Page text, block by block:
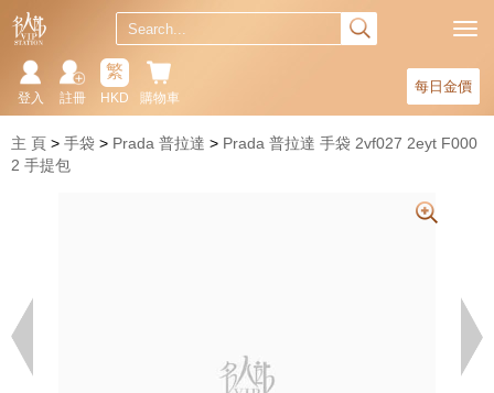
每日金價
購物車
繁
HKD
註冊
登入
主 頁 手袋 Prada 普拉達
Prada 普拉達 手袋 2vf027 2eyt F000
2 手提包